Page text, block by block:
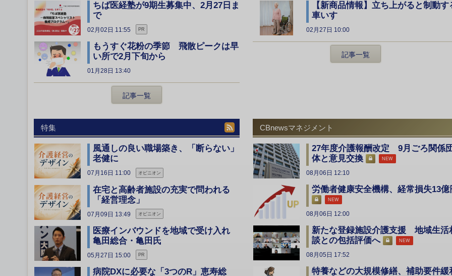
ちば医経塾が9期生募集中、2月27日ま
で
02月02日 11:55 PR
もうすぐ花粉の季節 飛散ピークは早
い所で2月下旬から
01月28日 13:40
記事一覧
【新商品情報】立ち上がると制動す
車いす
02月27日 10:00
記事一覧
特集
風通しの良い職場築き、「断らない」
老健に
07月16日 11:00 オピニオン
在宅と高齢者施設の充実で問われる
「経営理念」
07月09日 13:49 オピニオン
医療インバウンドを地域で受け入れ
亀田総合・亀田氏
05月27日 15:00 PR
病院DXに必要な「3つのR」恵寿総
CBnewsマネジメント
27年度介護報酬改定 9月ごろ関係団
体と意見交換
NEW
08月06日 12:10
労働者健康安全機構、経常損失13億
NEW
08月06日 12:00
新たな登録施設介護支援 地域生活
談との包括評価へ
NEW
08月05日 17:52
特養などの大規模修繕、補助要件緩